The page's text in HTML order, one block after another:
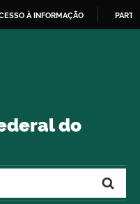
À INFORMAÇÃO
do